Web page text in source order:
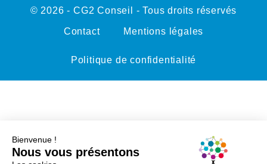
© 2026 - CG2 Conseil - Tous droits réservés
Contact Mentions légales
Politique de confidentialité